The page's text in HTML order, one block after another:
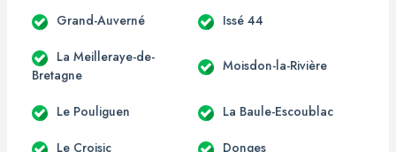
Grand-Auverné Issé 44
La Meilleraye-de-
Bretagne
Moisdon-la-Rivière
Le Pouliguen La Baule-Escoublac
Le Croisic Donges